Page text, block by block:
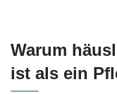
Warum
ist als ein